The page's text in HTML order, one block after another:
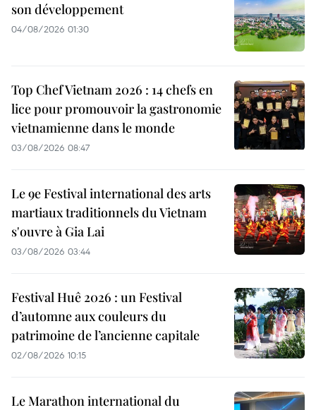
son développement
04/08/2026 01:30
Top Chef Vietnam 2026 : 14 chefs en
lice pour promouvoir la gastronomie
vietnamienne dans le monde
03/08/2026 08:47
Le 9e Festival international des arts
martiaux traditionnels du Vietnam
s'ouvre à Gia Lai
03/08/2026 03:44
Festival Huê 2026 : un Festival
d’automne aux couleurs du
patrimoine de l’ancienne capitale
02/08/2026 10:15
Le Marathon international du